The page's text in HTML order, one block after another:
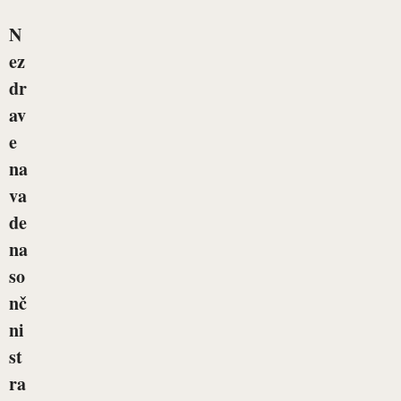
N
ez
dr
av
e
na
va
de
na
so
nč
ni
st
ra